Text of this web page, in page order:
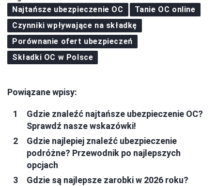
Najtańsze ubezpieczenie OC
Tanie OC online
Czynniki wpływające na składkę
Porównanie ofert ubezpieczeń
Składki OC w Polsce
Powiązane wpisy:
Gdzie znaleźć najtańsze ubezpieczenie OC?
Sprawdź nasze wskazówki!
Gdzie najlepiej znaleźć ubezpieczenie
podróżne? Przewodnik po najlepszych
opcjach
Gdzie są najlepsze zarobki w 2026 roku?